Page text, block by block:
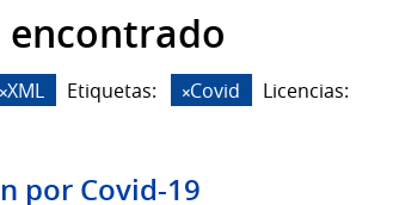
XML Etiquetas: Covid
Licencias:
por Covid-19